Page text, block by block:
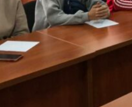
та інформальну освіту